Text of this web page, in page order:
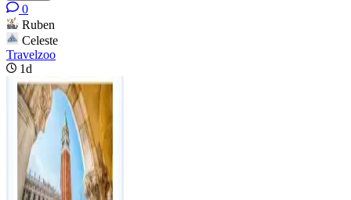
0
Ruben
Celeste
Travelzoo
1d